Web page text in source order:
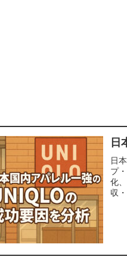
日
日
プ
化
収